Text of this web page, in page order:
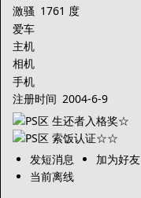
激骚 1761 度
爱车
主机
相机
手机
注册时间 2004-6-9
发短消息
加为好友
当前离线